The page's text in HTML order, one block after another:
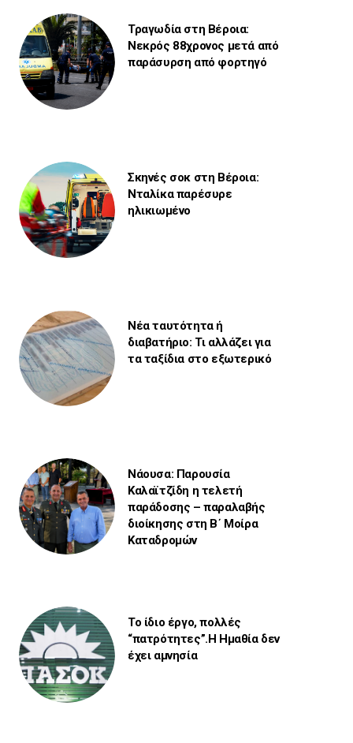
Τραγωδία στη Βέροια:
Νεκρός 88χρονος μετά από
παράσυρση από φορτηγό
Σκηνές σοκ στη Βέροια:
Νταλίκα παρέσυρε
ηλικιωμένο
Νέα ταυτότητα ή
διαβατήριο: Τι αλλάζει για
τα ταξίδια στο εξωτερικό
Νάουσα: Παρουσία
Καλαϊτζίδη η τελετή
παράδοσης – παραλαβής
διοίκησης στη Β΄ Μοίρα
Καταδρομών
Το ίδιο έργο, πολλές
“πατρότητες”.Η Ημαθία δεν
έχει αμνησία